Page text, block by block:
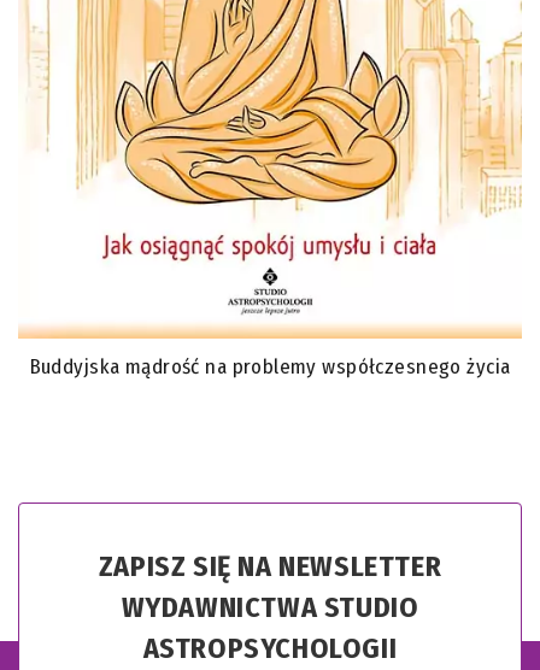
Buddyjska mądrość na problemy współczesnego życia
ZAPISZ SIĘ NA NEWSLETTER
WYDAWNICTWA STUDIO
ASTROPSYCHOLOGII